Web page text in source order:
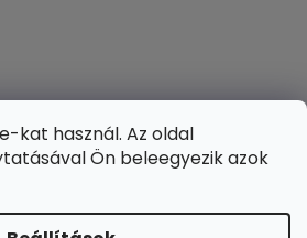
kat használ. Az oldal
Ön beleegyezik azok